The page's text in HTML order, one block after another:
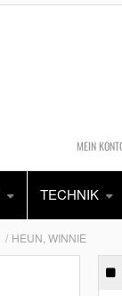
MEIN
TECHNIK
HEUN, WINNIE